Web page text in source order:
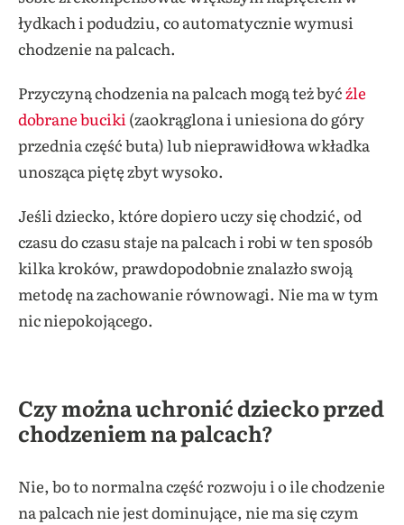
łydkach i podudziu, co automatycznie wymusi
chodzenie na palcach.
Przyczyną chodzenia na palcach mogą też byćźle
dobrane buciki (zaokrąglona i uniesiona do góry
przednia część buta) lub nieprawidłowa wkładka
unosząca piętę zbyt wysoko.
Jeśli dziecko, które dopiero uczy się chodzić, od
czasu do czasu staje na palcach i robi w ten sposób
kilka kroków, prawdopodobnie znalazło swoją
metodę na zachowanie równowagi. Nie ma w tym
nic niepokojącego.
Czy można uchronić dziecko przed
chodzeniem na palcach?
Nie, bo to normalna część rozwoju i o ile chodzenie
na palcach nie jest dominujące, nie ma się czym